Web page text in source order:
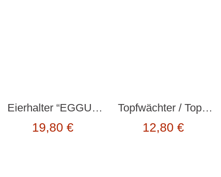
Eierhalter “EGGUINS” von Peleg Design
19,80 €
Topfwächter / Topfdeckelhalter “Lid Sid” 2er-Set von Monkey Business
12,80 €